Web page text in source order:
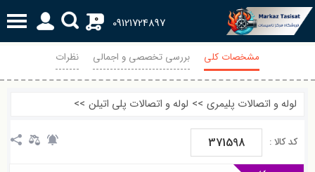
09121724897
0
مشخصات کلی بررسی تخصصی و اجمالی نظرات
لوله و اتصالات پلیمری >> لوله و اتصالات پلی اتیلن >>
کد کالا : 371598